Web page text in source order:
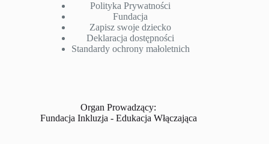
Polityka Prywatności
Fundacja
Zapisz swoje dziecko
Deklaracja dostępności
Standardy ochrony małoletnich
Organ Prowadzący:
Fundacja Inkluzja - Edukacja Włączająca